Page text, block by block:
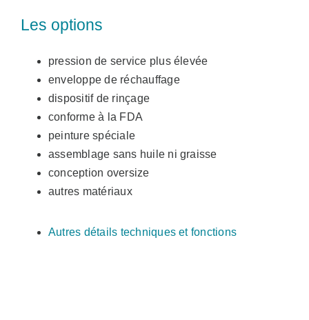
Les options
pression de service plus élevée
enveloppe de réchauffage
dispositif de rinçage
conforme à la FDA
peinture spéciale
assemblage sans huile ni graisse
conception oversize
autres matériaux
Autres détails techniques et fonctions